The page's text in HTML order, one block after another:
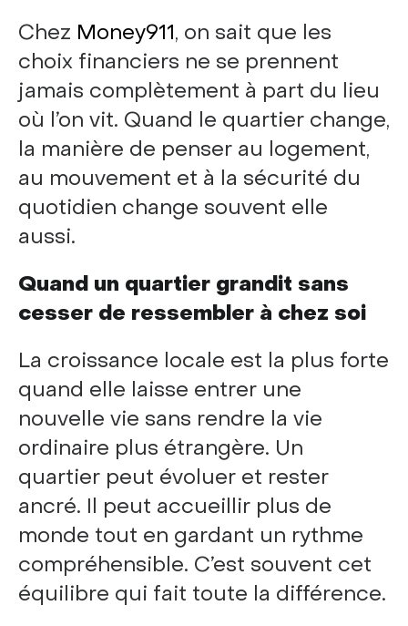
Chez Money911, on sait que les
choix financiers ne se prennent
jamais complètement à part du lieu
où l’on vit. Quand le quartier change,
la manière de penser au logement,
au mouvement et à la sécurité du
quotidien change souvent elle
aussi.
Quand un quartier grandit sans
cesser de ressembler à chez soi
La croissance locale est la plus forte
quand elle laisse entrer une
nouvelle vie sans rendre la vie
ordinaire plus étrangère. Un
quartier peut évoluer et rester
ancré. Il peut accueillir plus de
monde tout en gardant un rythme
compréhensible. C’est souvent cet
équilibre qui fait toute la différence.